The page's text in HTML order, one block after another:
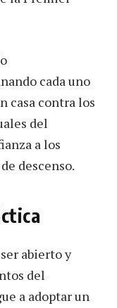
cada uno
casa contra los
del
a los
descenso.
abierto y
del
a adoptar un